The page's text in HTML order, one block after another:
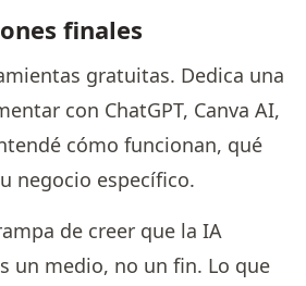
finales
gratuitas. Dedica una
con ChatGPT, Canva AI,
cómo funcionan, qué
negocio específico.
de creer que la IA
un medio, no un fin. Lo que